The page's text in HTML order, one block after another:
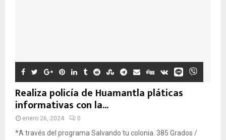
Realiza policía de Huamantla pláticas
informativas con la...
enero 26, 2024 0
*A través del programa Salvando tu colonia. 385 Grados /